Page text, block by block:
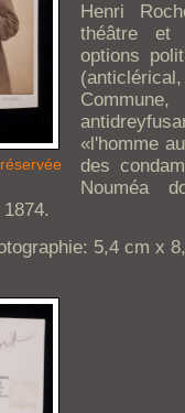
Henri
théâtre et
options
«l'homme
des
Nouméa
5,4 cm x